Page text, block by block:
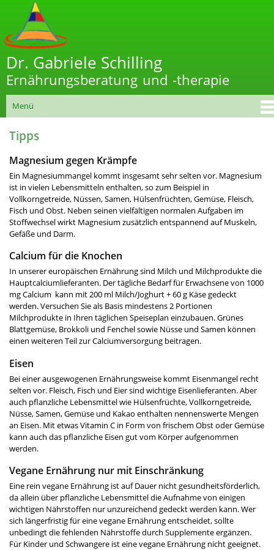
Dr. Gabriele Schilling
Ernährungsberatung und -therapie
Hauptmenü
Menü
Tipps
Magnesium gegen Krämpfe
Ein Magnesiummangel kommt insgesamt sehr selten vor. Magnesium
ist in vielen Lebensmitteln enthalten, so zum Beispiel in
Vollkorngetreide, Nüssen, Samen, Hülsenfrüchten, Gemüse, Fleisch,
Fisch und Obst. Neben seinen vielfältigen normalen Aufgaben im
Stoffwechsel wirkt Magnesium zusätzlich entspannend auf Muskeln,
Gefäße und Darm.
Calcium für die Knochen
In unserer europäischen Ernährung sind Milch und Milchprodukte die
Hauptcalciumlieferanten. Der tägliche Bedarf für Erwachsene von 1000
mg Calcium kann mit 200 ml Milch/Joghurt + 60 g Käse gedeckt
werden. Versuchen Sie als Basis mindestens 2 Portionen
Milchprodukte in Ihren täglichen Speiseplan einzubauen. Grünes
Blattgemüse, Brokkoli und Fenchel sowie Nüsse und Samen können
einen weiteren Teil zur Calciumversorgung beitragen.
Eisen
Bei einer ausgewogenen Ernährungsweise kommt Eisenmangel recht
selten vor. Fleisch, Fisch und Eier sind wichtige Eisenlieferanten. Aber
auch pflanzliche Lebensmittel wie Hülsenfrüchte, Vollkorngetreide,
Nüsse, Samen, Gemüse und Kakao enthalten nennenswerte Mengen
an Eisen. Mit etwas Vitamin C in Form von frischem Obst oder Gemüse
kann auch das pflanzliche Eisen gut vom Körper aufgenommen
werden.
Vegane Ernährung nur mit Einschränkung
Eine rein vegane Ernährung ist auf Dauer nicht gesundheitsförderlich,
da allein über pflanzliche Lebensmittel die Aufnahme von einigen
wichtigen Nährstoffen nur unzureichend gedeckt werden kann. Wer
sich längerfristig für eine vegane Ernährung entscheidet, sollte
unbedingt die fehlenden Nährstoffe durch Supplemente ergänzen.
Für Kinder und Schwangere ist eine vegane Ernährung nicht geeignet.